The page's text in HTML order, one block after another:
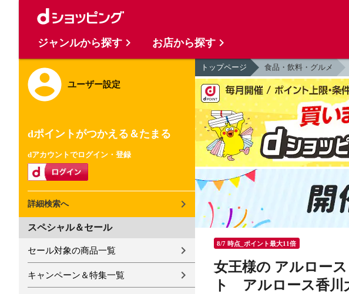
ユーザー設定
dポイントがつかえる＆たまる
dアカウントでログイン・登録
詳細検索へ
スペシャル＆セール
セール対象の商品一覧
キャンペーン＆特集一覧
トップページ 食品・飲料・グルメ
8/7 時点_ポイント最大11倍
女王様の アルロー
ト アルロース香
ジャンルから探す お店から探す